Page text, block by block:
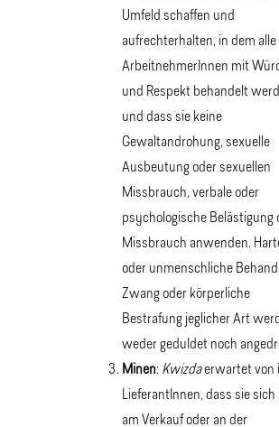
Umfeld schaffen und
aufrechterhalten, in dem alle
ArbeitnehmerInnen mit
und Respekt behandelt
und dass sie keine
Gewaltandrohung, sexuelle
Ausbeutung oder sexuellen
Missbrauch, verbale oder
psychologische Belästigung
Missbrauch anwenden.
oder unmenschliche
Zwang oder körperliche
Bestrafung jeglicher Art
weder geduldet noch
Minen: Kwizdaerwartet von
LieferantInnen, dass sie
am Verkauf oder an der